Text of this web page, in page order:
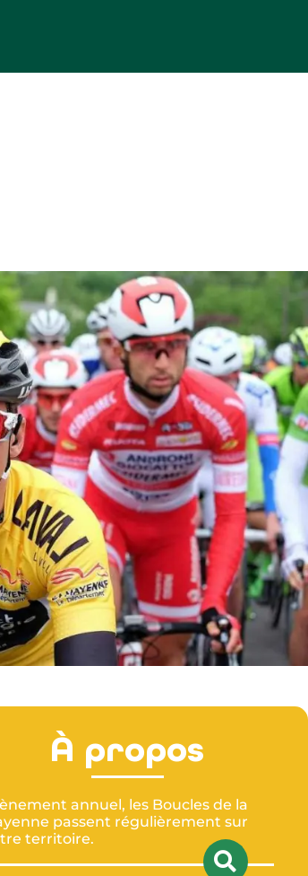
À propos
annuel, les Boucles de la
passent régulièrement sur
territoire.